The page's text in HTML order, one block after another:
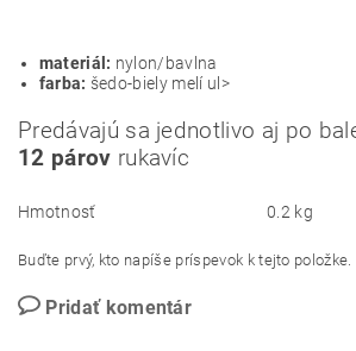
materiál: nylon/bavlna
farba: šedo-biely melí ul>
Predávajú sa jednotlivo aj po
12 párov rukavíc
Hmotnosť 0.2 kg
Buďte prvý, kto napíše príspevok k tejto položke.
Pridať komentár